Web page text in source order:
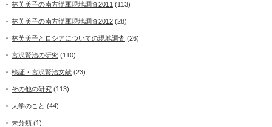
林芙美子の南方従軍現地調査2011 (113)
林芙美子の南方従軍現地調査2012 (28)
林芙美子とロシアについての現地調査 (26)
宮沢賢治の研究 (110)
検証・宮沢賢治文献 (23)
その他の研究 (113)
大学のこと (44)
未分類 (1)